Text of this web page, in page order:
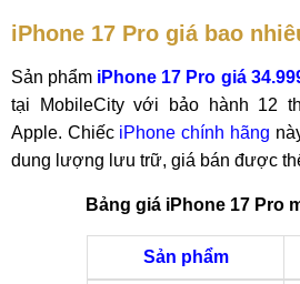
iPhone 17 Pro giá bao
Sản phẩm iPhone 17 Pro giá
tại MobileCity với bảo hành 12
Apple. Chiếc iPhone chính hãng
dung lượng lưu trữ, giá bán được
Bảng giá iPhone 17 Pro
Sản phẩm